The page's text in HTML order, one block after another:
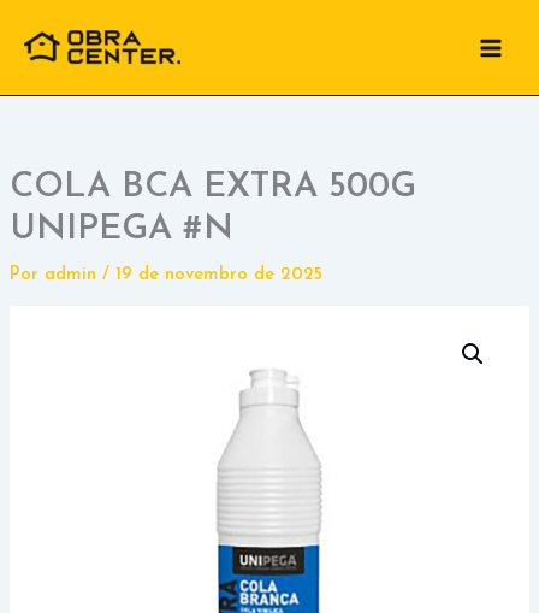
para
conteúdo
COLA BCA EXTRA 500G
UNIPEGA #N
Por admin / 19 de novembro de 2025